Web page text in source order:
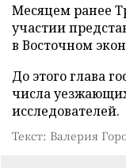
Месяцем ранее
участии
в Восточном
До этого глава
числа
исследователей.
Текст: Валерия